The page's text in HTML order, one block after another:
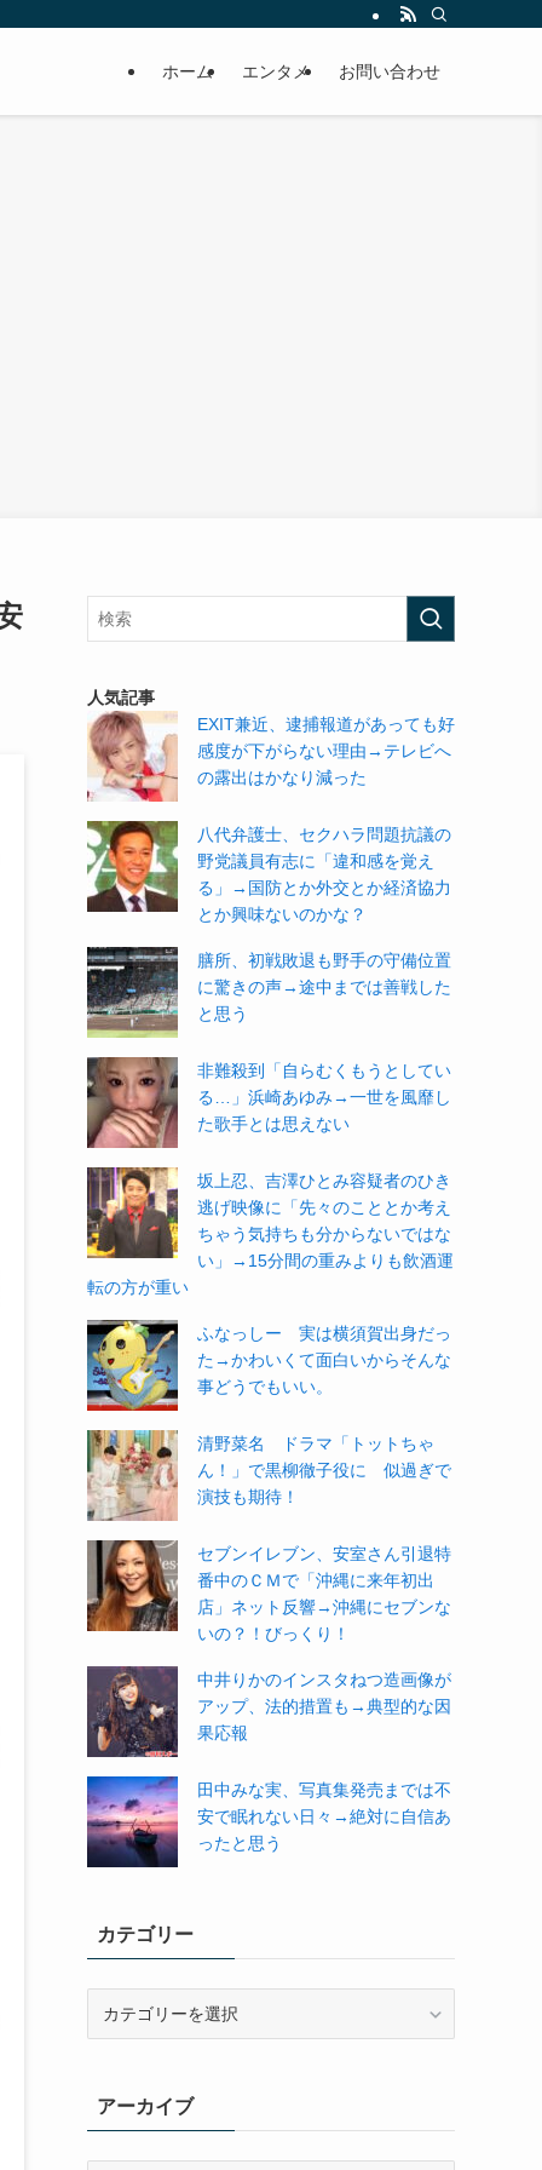
ホーム エンタメ お問い合わせ
人気記事
EXIT兼近、逮捕報道があっても好
感度が下がらない理由→テレビへ
の露出はかなり減った
八代弁護士、セクハラ問題抗議の
野党議員有志に「違和感を覚え
る」→国防とか外交とか経済協力
とか興味ないのかな？
膳所、初戦敗退も野手の守備位置
に驚きの声→途中までは善戦した
と思う
非難殺到「自らむくもうとしてい
る…」浜崎あゆみ→一世を風靡し
た歌手とは思えない
坂上忍、吉澤ひとみ容疑者のひき
逃げ映像に「先々のこととか考え
ちゃう気持ちも分からないではな
い」→15分間の重みよりも飲酒運
転の方が重い
ふなっしー 実は横須賀出身だっ
た→かわいくて面白いからそんな
事どうでもいい。
清野菜名 ドラマ「トットちゃ
ん！」で黒柳徹子役に 似過ぎで
演技も期待！
セブンイレブン、安室さん引退特
番中のＣＭで「沖縄に来年初出
店」ネット反響→沖縄にセブンな
いの？！びっくり！
中井りかのインスタねつ造画像が
アップ、法的措置も→典型的な因
果応報
田中みな実、写真集発売までは不
安で眠れない日々→絶対に自信あ
ったと思う
カテゴリー
ーアーカイブ